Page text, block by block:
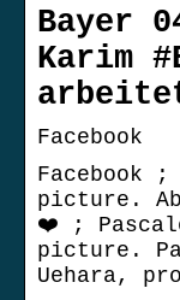
Bayer
Karim
Facebook
Facebook
picture.
❤️ ;
picture.
Uehara,